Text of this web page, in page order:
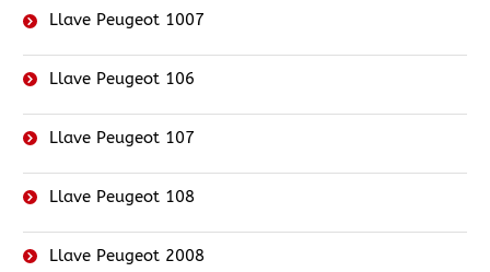
Llave Peugeot 1007
Llave Peugeot 106
Llave Peugeot 107
Llave Peugeot 108
Llave Peugeot 2008